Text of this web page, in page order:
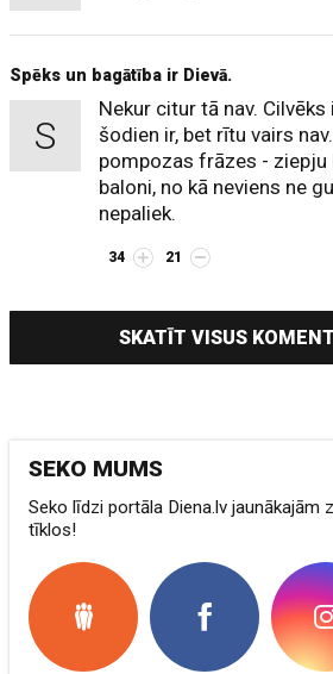
Spēks un bagātība ir Dievā.
S
Nekur citur tā nav.
šodien ir, bet rītu vairs
pompozas frāzes - ziepju
baloni, no kā neviens ne
nepaliek.
34 21
SKATĪT VISUS
SEKO MUMS
Seko līdzi portāla Diena.lv jaunākajām
tīklos!